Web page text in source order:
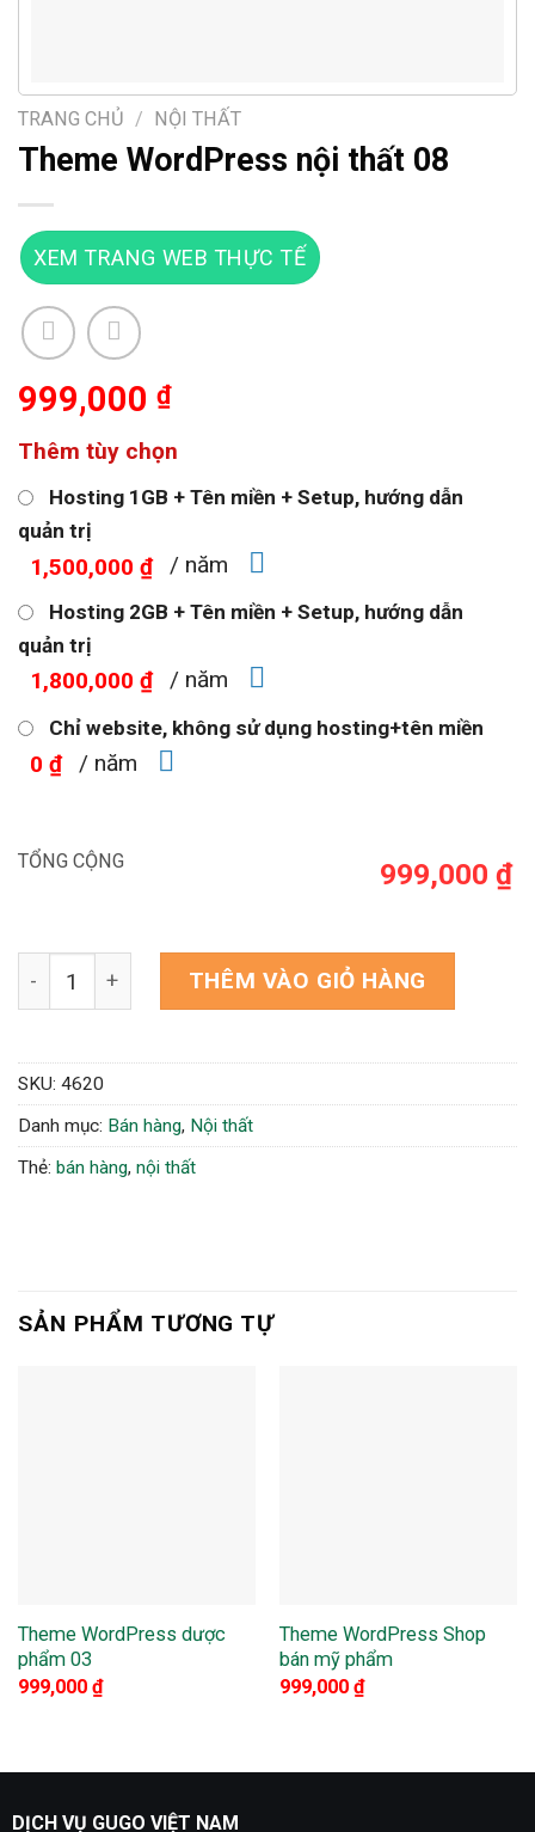
TRANG CHỦ / NỘI THẤT
Theme WordPress nội thất 08
XEM TRANG WEB THỰC TẾ
999,000 ₫
Thêm tùy chọn
Hosting 1GB + Tên miền + Setup, hướng dẫn
quản trị
1,500,000 ₫ / năm
Hosting 2GB + Tên miền + Setup, hướng dẫn
quản trị
1,800,000 ₫ / năm
Chỉ website, không sử dụng hosting+tên miền
0 ₫ / năm
TỔNG CỘNG 999,000 ₫
Theme WordPress nội thất 08 số lượng
THÊM VÀO GIỎ HÀNG
SKU: 4620
Danh mục: Bán hàng, Nội thất
Thẻ: bán hàng, nội thất
SẢN PHẨM TƯƠNG TỰ
Theme WordPress dược
phẩm 03
999,000 ₫
Theme WordPress Shop
bán mỹ phẩm
999,000 ₫
DỊCH VỤ GUGO VIỆT NAM